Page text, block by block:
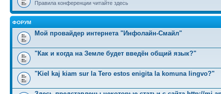
Правила конференции читайте здесь
ФОРУМ
Мой провайдер интернета "Инфолайн-Смайл"
"Как и когда на Земле будет введён общий язык?"
"Kiel kaj kiam sur la Tero estos enigita la komuna lingvo?"